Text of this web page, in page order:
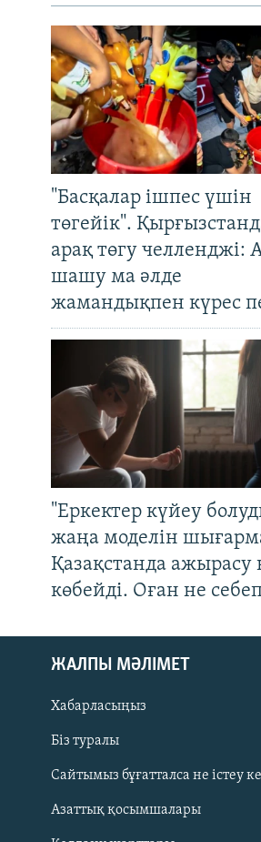
Русский
ЖАЗЫЛЫҢЫЗ
"Басқалар ішпес үшін
төгейік".
арақ төгу челленджі:
шашу ма әлде
жамандықпен күрес
"Еркектер күйеу
жаңа моделін
Қазақстанда ажырасу
көбейді. Оған не
ЖАЛПЫ МӘЛІМЕТ
Хабарласыңыз
Біз туралы
Сайтымыз бұғатталса не істеу
Азаттық қосымшалары